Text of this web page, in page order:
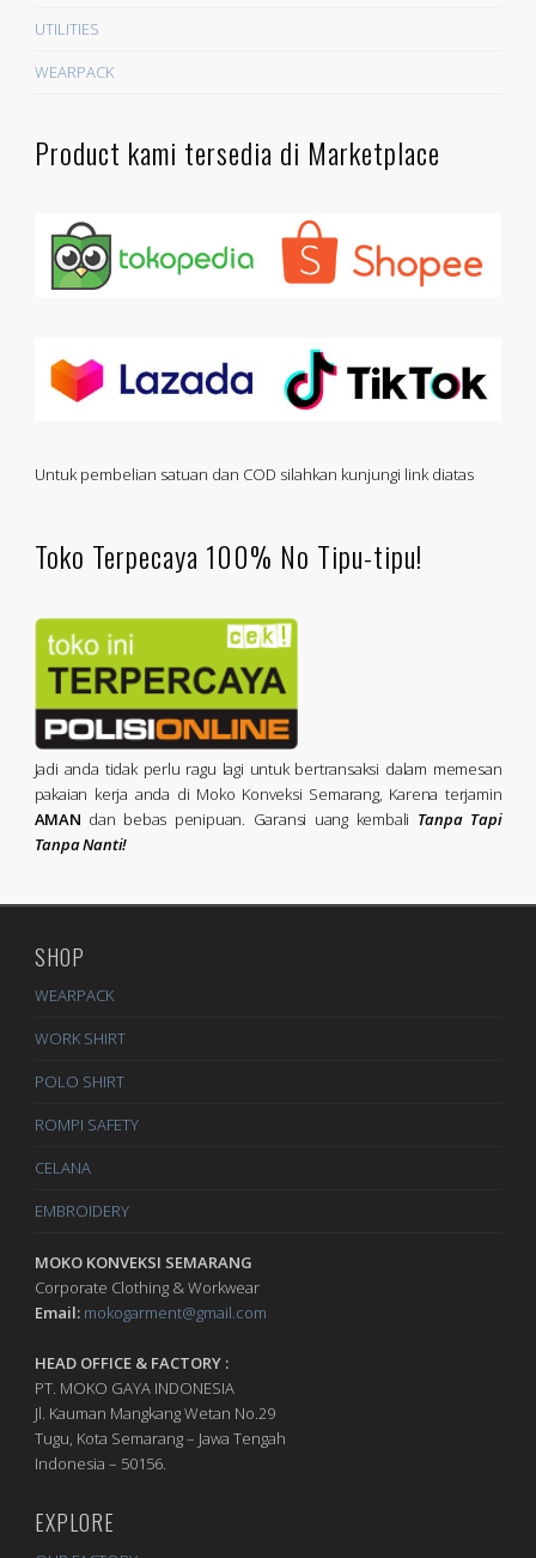
UTILITIES
WEARPACK
Product kami tersedia di Marketplace
Untuk pembelian satuan dan COD silahkan kunjungi link diatas
Toko Terpecaya 100% No Tipu-tipu!
Jadi anda tidak perlu ragu lagi untuk bertransaksi dalam memesan
pakaian kerja anda di Moko Konveksi Semarang, Karena terjamin
AMAN dan bebas penipuan. Garansi uang kembali Tanpa Tapi
Tanpa Nanti!
SHOP
WEARPACK
WORK SHIRT
POLO SHIRT
ROMPI SAFETY
CELANA
EMBROIDERY
MOKO KONVEKSI SEMARANG
Corporate Clothing & Workwear
Email: mokogarment@gmail.com
HEAD OFFICE & FACTORY :
PT. MOKO GAYA INDONESIA
Jl. Kauman Mangkang Wetan No.29
Tugu, Kota Semarang – Jawa Tengah
Indonesia – 50156.
EXPLORE